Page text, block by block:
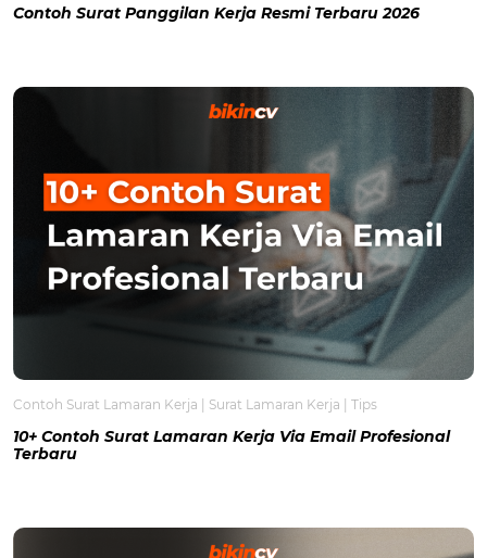
Contoh Surat Panggilan Kerja Resmi Terbaru 2026
Contoh Surat Lamaran Kerja Surat Lamaran Kerja Tips
10+ Contoh Surat Lamaran Kerja Via Email Profesional
Terbaru